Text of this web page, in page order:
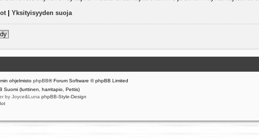
| Yksityisyyden suoja
ohjelmisto phpBB® Forum Software © phpBB Limited
Suomi (lurttinen, harritapio, Pettis)
by Joyce&Luna phpBB-Style-Design